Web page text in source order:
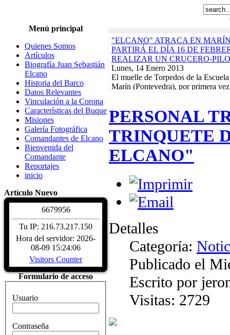
Menú principal
Quienes Somos
Artículos
Biografía Juan Sebastián
Elcano
Historia del Barco
Datos Relevantes
Vinculación a la Corona
Características del Buque
Misiones
Galería Fotográfica
Comandantes de Elcano
Bienvenida del
Comandante
Reportajes
inicio
Artículo Nuevo
6679956
Tu IP: 216.73.217.150
Hora del servidor: 2026-
08-09 15:24:06
Visitors Counter
Formulario de acceso
Usuario
Contraseña
"ELCANO" ATRACA EN
PARTIRÁ EL DÍA 16 DE
REALIZAR UN CRUCERO-
Lunes, 14 Enero 2013
El muelle de Torpedos de la
Marín (Pontevedra), por primera
EN EL INICIO DEL CRUCERO-
ACABARÁ EL 21 DE FEBRERO
Lunes, 17 Diciembre 2012
El buque-escuela de la Armada
Sebastián de Elcano" zarpó el
Arsenal de La Carraca, en San
Martes, 10 Enero 2012
EXPOSICIONES, REGATAS Y
BENÉFICO PRO-
DE LORCA
Read More...
Biografía Juan
Sábado, 04 Diciembre
Juan Sebastián de Elcano nació en
provincia de Guipúzcoa, hacia
comerciante, participó en la
Características del
Sábado, 04 Diciembre
CARACTERÍSTICAS - Buque
de Elcano" Descripcion del buque.
HISTÓRICOS. ASTILLEROS:
LARRINAGA (CADIZ)....
PERSONAL
TRINQUETE
ELCANO"
Detalles
Categoría:
Publicado el
Escrito por
Visitas: 2729